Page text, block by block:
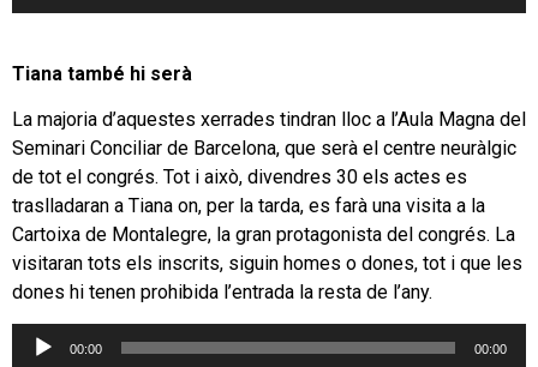
Tiana també hi serà
La majoria d’aquestes xerrades tindran lloc a l’Aula Magna del
Seminari Conciliar de Barcelona, que serà el centre neuràlgic
de tot el congrés. Tot i això, divendres 30 els actes es
traslladaran a Tiana on, per la tarda, es farà una visita a la
Cartoixa de Montalegre, la gran protagonista del congrés. La
visitaran tots els inscrits, siguin homes o dones, tot i que les
dones hi tenen prohibida l’entrada la resta de l’any.
Reproductor
00:00 00:00